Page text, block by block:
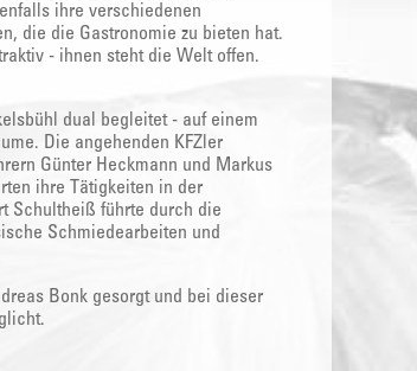
ihre verschiedenen
die die Gastronomie zu bieten hat.
- ihnen steht die Welt offen.
dual begleitet - auf einem
Die angehenden KFZler
Günter Heckmann und Markus
ihre Tätigkeiten in der
Schultheiß führte durch die
Schmiedearbeiten und
Bonk gesorgt und bei dieser